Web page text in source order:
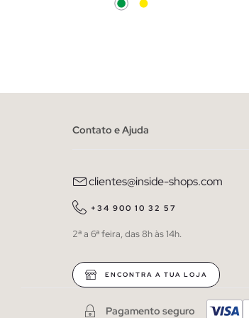
ADICIONAR NO TEU CESTO
Contato e Ajuda
clientes@inside-shops.com
+34 900 10 32 57
2ª a 6ª feira, das 8h às 14h.
ENCONTRA A TUA LOJA
Pagamento seguro